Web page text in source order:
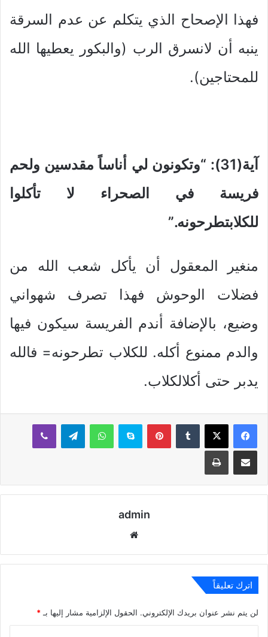
فهذا الإصحاح الذي يتكلم عن عدم السرقة
ينبه أن لانسرق الرب (والبكور يعطيها الله
للمحتاجين).
آية(31): “وتكونون لي أناساً مقدسين ولحم
فريسة في الصحراء لا تأكلوا
للكلابتطرحونه.”
منغير المعقول أن يأكل شعب الله من
فضلات الوحوش فهذا تصرف شهواني
وضيع، بالإضافة أندم الفريسة سيكون فيها
والدم ممنوع أكله. للكلاب تطرحونه= فالله
يدبر حتى أكلالكلاب.
بينتيريستسكايب واتساب تيلقرام ڤايبر
مشاركة عبر البريد طباعة
admin
اترك تعليقاً
لن يتم نشر عنوان بريدك الإلكتروني. الحقول الإلزامية مشار إليها بـ *